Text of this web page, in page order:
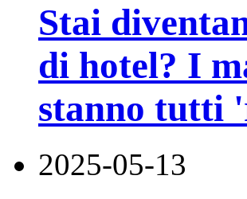
Stai
di hotel? I
stanno tutti
2025-05-13